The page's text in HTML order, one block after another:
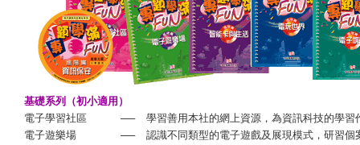
基礎系列（初小適用）
電子學習社區
──
學習善用本社的網上資源，為資訊科技的學習
電子遊樂場
──
認識不同類型的電子遊戲及展現模式，研習個